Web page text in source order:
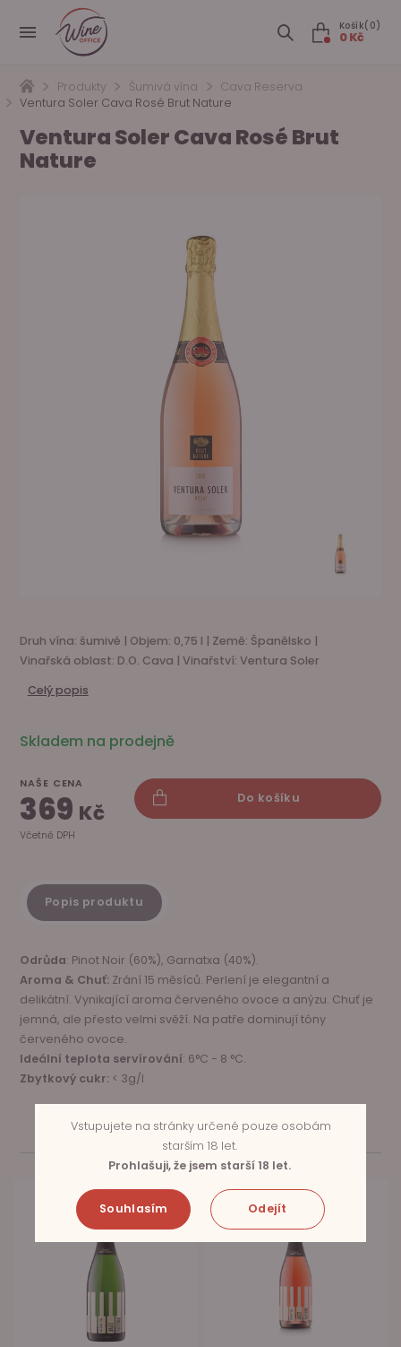
Košík(0)
0 Kč
Produkty Šumivá vína
Cava Reserva
Ventura Soler Cava Rosé Brut Nature
Ventura Soler Cava Rosé Brut
Nature
Druh vína: šumivé | Objem: 0,75 l | Země: Španělsko |
Vinařská oblast: D.O. Cava | Vinařství: Ventura Soler
Celý popis
Skladem na prodejně
NAŠE CENA
369 Kč
Včetně DPH
Do košíku
Popis produktu
Odrůda: Pinot Noir (60%), Garnatxa (40%).
Aroma & Chuť: Zrání 15 měsíců. Perlení je elegantní a
delikátní. Vynikající aroma červeného ovoce a anýzu. Chuť je
jemná, ale přesto velmi svěží. Na patře dominují tóny
červeného ovoce.
Ideální teplota servírování: 6°C - 8 °C.
Zbytkový cukr: < 3g/l
SOUVISEJÍCÍ PRODUKTY
Vstupujete na stránky určené pouze osobám
starším 18 let.
Prohlašuji, že jsem starší 18 let.
Souhlasím Odejít